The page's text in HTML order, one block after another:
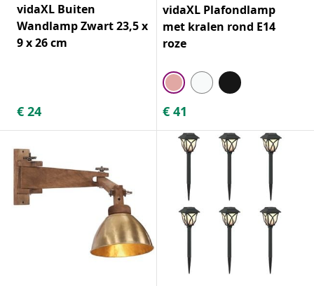
vidaXL Buiten
Wandlamp Zwart 23,5 x
9 x 26 cm
€ 24
vidaXL Plafondlamp
met kralen rond E14
roze
€ 41